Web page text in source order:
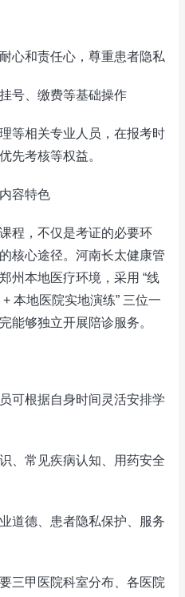
心和责任心，尊重患者隐私
号、缴费等基础操作
等相关专业人员，在报考时
先考核等权益。
容特色
程，不仅是考证的必要环
核心途径。河南长太健康管
州本地医疗环境，采用 “线
本地医院实地演练” 三位一
能够独立开展陪诊服务。
可根据自身时间灵活安排学
、常见疾病认知、用药安全
道德、患者隐私保护、服务
三甲医院科室分布、各医院